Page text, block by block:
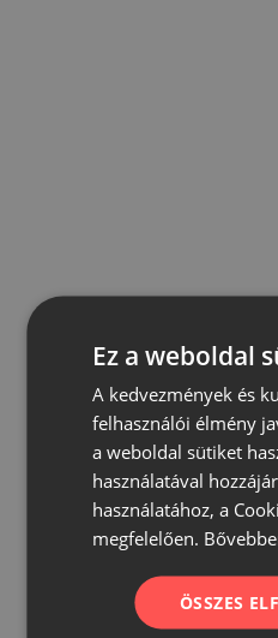
Ez a weboldal
A kedvezmények és
felhasználói élmény
a weboldal sütiket
használatával
használatához, a
megfelelően.
ÖSSZES